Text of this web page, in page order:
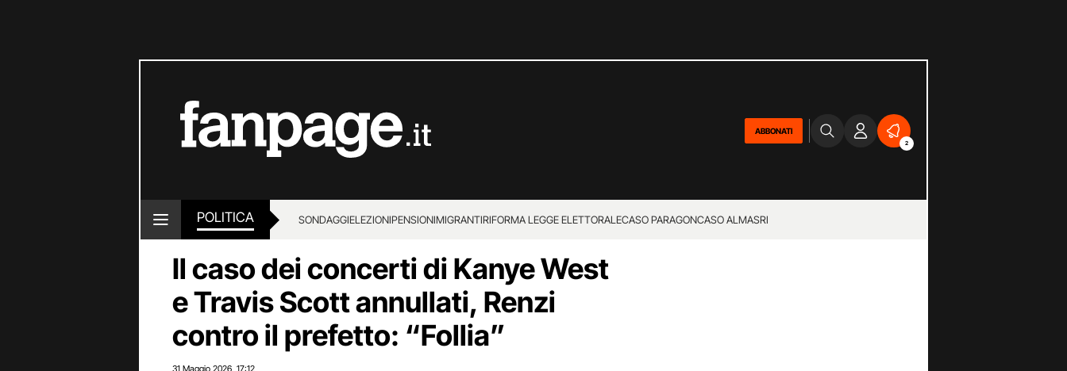
ABBONATI
2
POLITICA SONDAGGIELEZIONIPENSIONIMIGRANTIRIFORMA LEGGE ELETTORALECASO PARAGONCASO ALMASRI
Il caso dei concerti di Kanye West
e Travis Scott annullati, Renzi
contro il prefetto: “Follia”
31 Maggio 2026 17:12